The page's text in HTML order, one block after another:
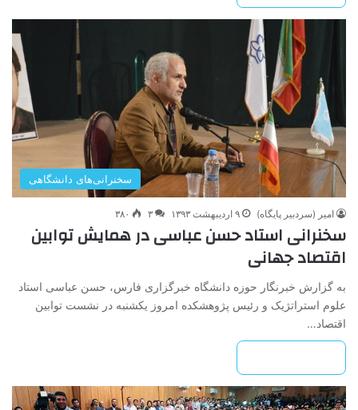
سخنرانی‌های دانشگاهی
امیر (سردبیر پایگاه) ۹ اردیبهشت ۱۳۹۳ ۳ ۳۸۰
سخنرانی استاد حسن عباسی در همایش توابین
اقتصاد جهانی
به گزارش خبرنگار حوزه دانشگاه خبرگزاری فارس، حسن عباسی استاد
علوم استراتژیک و رئیس پژوهشکده امروز یکشنبه در نشست توابین
اقتصاد…